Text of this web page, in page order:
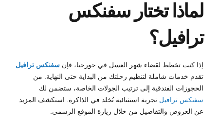
لماذا تختار سفنكس
ترافيل؟
إذا كنت تخطط لقضاء شهر العسل في جورجيا، فإن سفنكس ترافيل
تقدم خدمات شاملة لتنظيم رحلتك من البداية حتى النهاية. من
الحجوزات الفندقية إلى ترتيب الجولات الخاصة، ستضمن لك
سفنكس ترافيل تجربة استثنائية تُخلد في الذاكرة. استكشف المزيد
عن العروض والتفاصيل من خلال زيارة الموقع الرسمي.